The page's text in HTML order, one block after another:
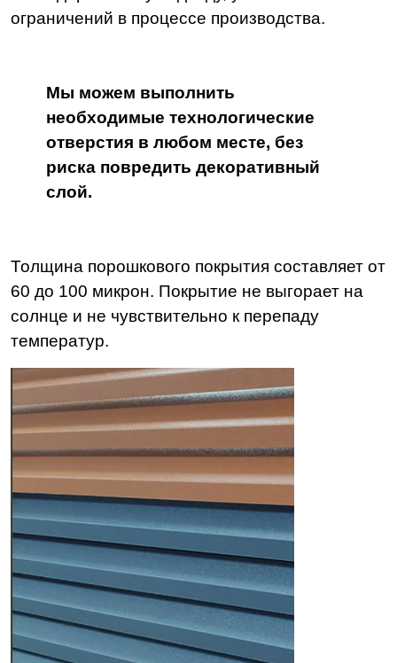
ограничений в процессе производства.
Мы можем выполнить
необходимые технологические
отверстия в любом месте, без
риска повредить декоративный
слой.
Толщина порошкового покрытия составляет от
60 до 100 микрон. Покрытие не выгорает на
солнце и не чувствительно к перепаду
температур.